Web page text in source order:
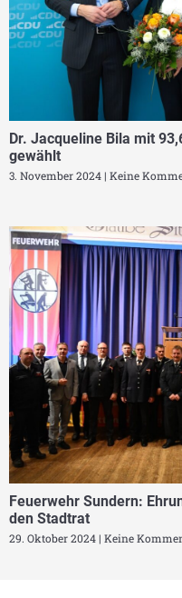
Dr. Jacqueline Bila mit
gewählt
3. November 2024 Keine
Feuerwehr Sundern:
den Stadtrat
29. Oktober 2024 Keine